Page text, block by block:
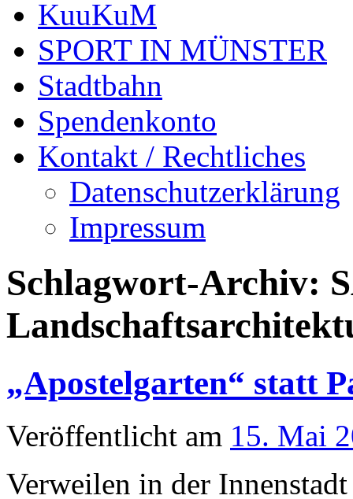
KuuKuM
SPORT IN MÜNSTER
Stadtbahn
Spendenkonto
Kontakt / Rechtliches
Datenschutzerklärung
Impressum
Schlagwort-Archiv:
„Apostelgarten“ statt
Veröffentlicht am 15. Mai
Verweilen in der